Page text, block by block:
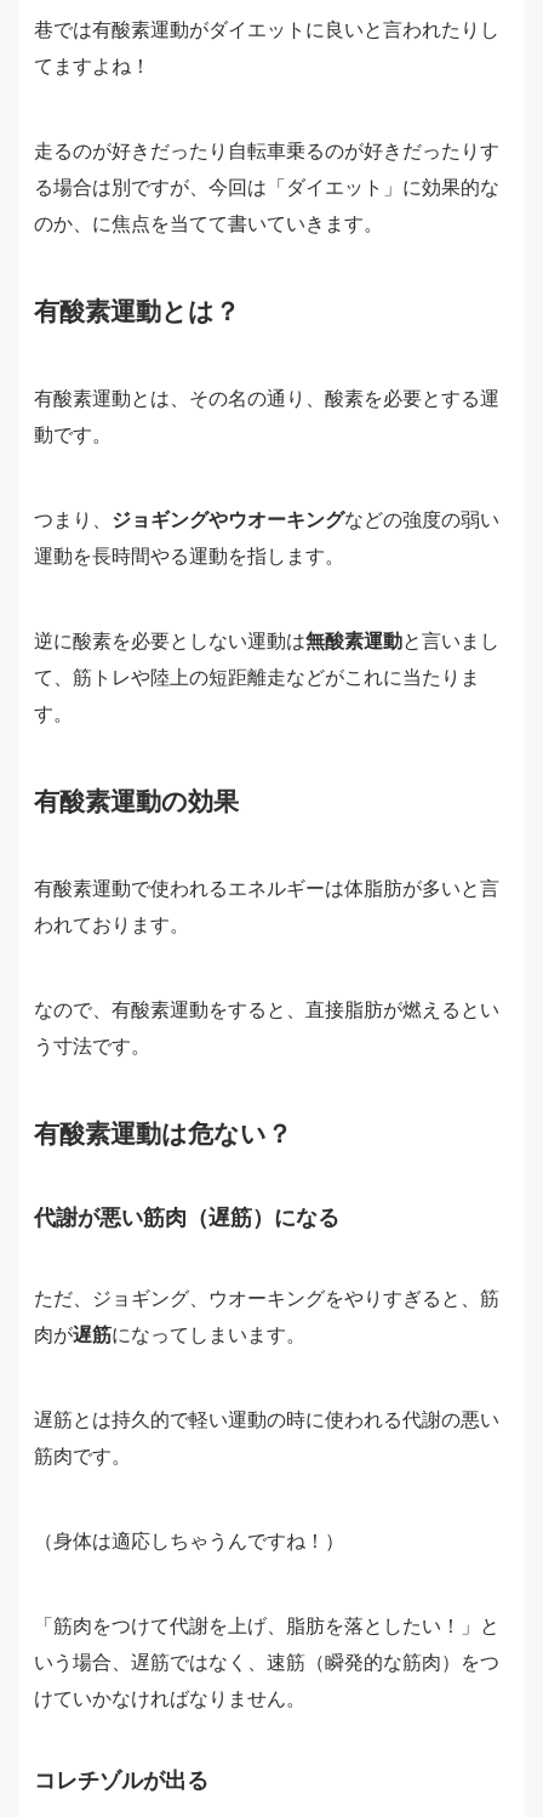
巷では有酸素運動がダイエットに良いと言われたりし
てますよね！
走るのが好きだったり自転車乗るのが好きだったりす
る場合は別ですが、今回は「ダイエット」に効果的な
のか、に焦点を当てて書いていきます。
有酸素運動とは？
有酸素運動とは、その名の通り、酸素を必要とする運
動です。
つまり、 ジョギングやウオーキングなどの強度の弱い
運動を長時間やる運動を指します。
逆に酸素を必要としない運動は無酸素運動と言いまし
て、筋トレや陸上の短距離走などがこれに当たりま
す。
有酸素運動の効果
有酸素運動で使われるエネルギーは体脂肪が多いと言
われております。
なので、有酸素運動をすると、直接脂肪が燃えるとい
う寸法です。
有酸素運動は危ない？
代謝が悪い筋肉（遅筋）になる
ただ、ジョギング、ウオーキングをやりすぎると、筋
肉が遅筋になってしまいます。
遅筋とは持久的で軽い運動の時に使われる代謝の悪い
筋肉です。
（身体は適応しちゃうんですね！）
「筋肉をつけて代謝を上げ、脂肪を落としたい！」と
いう場合、遅筋ではなく、速筋（瞬発的な筋肉）をつ
けていかなければなりません。
コレチゾルが出る